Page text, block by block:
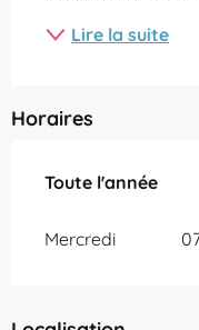
Lire la suite
Horaires
Toute l'année
Toute l'année
Mercredi